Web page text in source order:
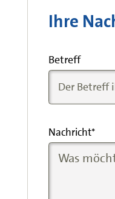
Ihre
Betreff
Nachricht*